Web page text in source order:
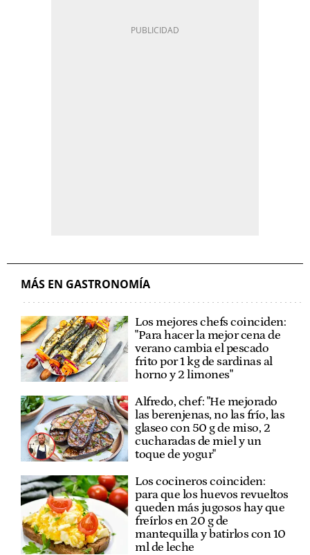
MÁS EN GASTRONOMÍA
Los mejores chefs coinciden:
"Para hacer la mejor cena de
verano cambia el pescado
frito por 1 kg de sardinas al
horno y 2 limones"
Alfredo, chef: "He mejorado
las berenjenas, no las frío, las
glaseo con 50 g de miso, 2
cucharadas de miel y un
toque de yogur"
Los cocineros coinciden:
para que los huevos revueltos
queden más jugosos hay que
freírlos en 20 g de
mantequilla y batirlos con 10
ml de leche